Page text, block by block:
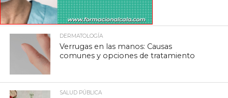
DERMATOLOGÍA
Verrugas en las manos: Causas
comunes y opciones de tratamiento
SALUD PÚBLICA